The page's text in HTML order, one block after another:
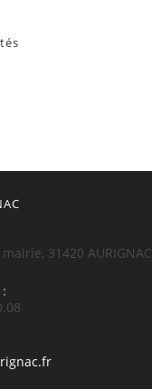
31420 AURIGNAC
S’ouvre